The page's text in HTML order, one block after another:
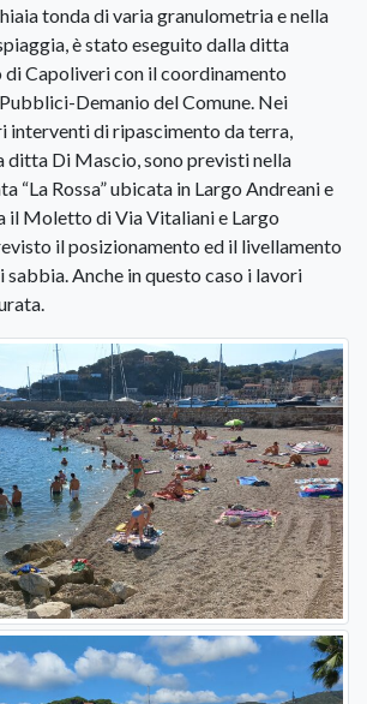
tonda di varia granulometria e nella
è stato eseguito dalla ditta
Capoliveri con il coordinamento
Demanio del Comune. Nei
interventi di ripascimento da terra,
ditta Di Mascio, sono previsti nella
“La Rossa” ubicata in Largo Andreani e
il Moletto di Via Vitaliani e Largo
il posizionamento ed il livellamento
Anche in questo caso i lavori